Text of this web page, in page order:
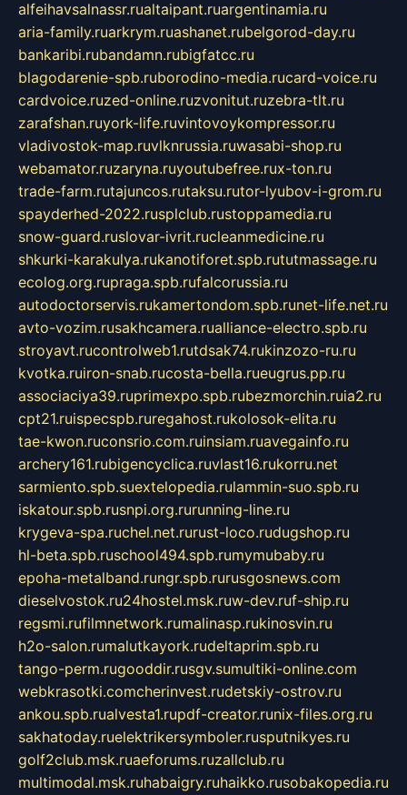
alfeihavsalnassr.rualtaipant.ruargentinamia.ru
aria-family.ruarkrym.ruashanet.rubelgorod-day.ru
bankaribi.rubandamn.rubigfatcc.ru
blagodarenie-spb.ruborodino-media.rucard-voice.ru
cardvoice.ruzed-online.ruzvonitut.ruzebra-tlt.ru
zarafshan.ruyork-life.ruvintovoykompressor.ru
vladivostok-map.ruvlknrussia.ruwasabi-shop.ru
webamator.ruzaryna.ruyoutubefree.rux-ton.ru
trade-farm.rutajuncos.rutaksu.rutor-lyubov-i-grom.ru
spayderhed-2022.rusplclub.rustoppamedia.ru
snow-guard.ruslovar-ivrit.rucleanmedicine.ru
shkurki-karakulya.rukanotiforet.spb.rututmassage.ru
ecolog.org.rupraga.spb.rufalcorussia.ru
autodoctorservis.rukamertondom.spb.runet-life.net.ru
avto-vozim.rusakhcamera.rualliance-electro.spb.ru
stroyavt.rucontrolweb1.rutdsak74.rukinzozo-ru.ru
kvotka.ruiron-snab.rucosta-bella.rueugrus.pp.ru
associaciya39.ruprimexpo.spb.rubezmorchin.ruia2.ru
cpt21.ruispecspb.ruregahost.rukolosok-elita.ru
tae-kwon.ruconsrio.com.ruinsiam.ruavegainfo.ru
archery161.rubigencyclica.ruvlast16.rukorru.net
sarmiento.spb.suextelopedia.rulammin-suo.spb.ru
iskatour.spb.rusnpi.org.rurunning-line.ru
krygeva-spa.ruchel.net.rurust-loco.rudugshop.ru
hl-beta.spb.ruschool494.spb.rumymubaby.ru
epoha-metalband.rungr.spb.rurusgosnews.com
dieselvostok.ru24hostel.msk.ruw-dev.ruf-ship.ru
regsmi.rufilmnetwork.rumalinasp.rukinosvin.ru
h2o-salon.rumalutkayork.rudeltaprim.spb.ru
tango-perm.rugooddir.rusgv.sumultiki-online.com
webkrasotki.comcherinvest.rudetskiy-ostrov.ru
ankou.spb.rualvesta1.rupdf-creator.runix-files.org.ru
sakhatoday.ruelektrikersymboler.rusputnikyes.ru
golf2club.msk.ruaeforums.ruzallclub.ru
multimodal.msk.ruhabaigry.ruhaikko.rusobakopedia.ru